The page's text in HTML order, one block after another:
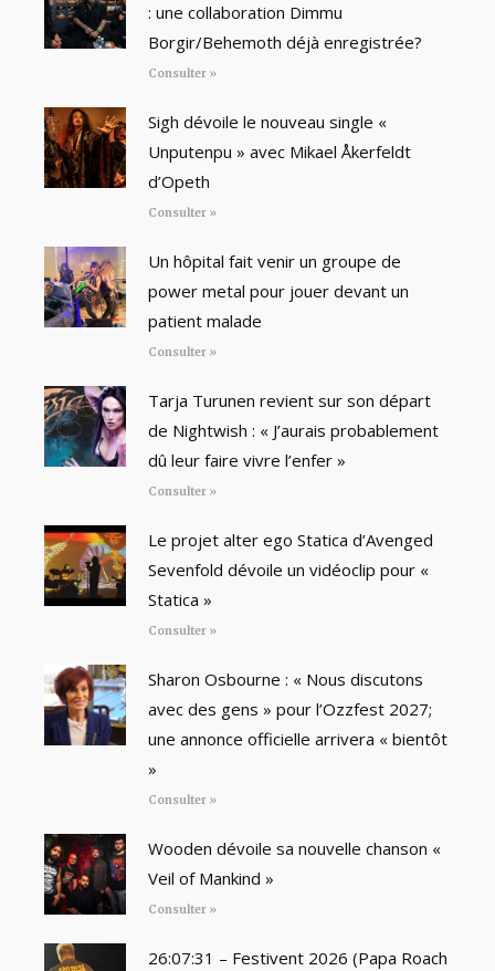
: une collaboration Dimmu
Borgir/Behemoth déjà enregistrée?
Consulter »
Sigh dévoile le nouveau single «
Unputenpu » avec Mikael Åkerfeldt
d’Opeth
Consulter »
Un hôpital fait venir un groupe de
power metal pour jouer devant un
patient malade
Consulter »
Tarja Turunen revient sur son départ
de Nightwish : « J’aurais probablement
dû leur faire vivre l’enfer »
Consulter »
Le projet alter ego Statica d’Avenged
Sevenfold dévoile un vidéoclip pour «
Statica »
Consulter »
Sharon Osbourne : « Nous discutons
avec des gens » pour l’Ozzfest 2027;
une annonce officielle arrivera « bientôt
»
Consulter »
Wooden dévoile sa nouvelle chanson «
Veil of Mankind »
Consulter »
26:07:31 – Festivent 2026 (Papa Roach